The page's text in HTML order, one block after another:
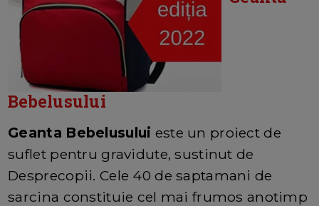
Bebelusului
Geanta Bebelusului este un proiect de
suflet pentru gravidute, sustinut de
Desprecopii. Cele 40 de saptamani de
sarcina constituie cel mai frumos anotimp